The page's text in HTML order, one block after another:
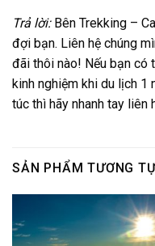
Trả lời: Bên Trekking –
đợi bạn. Liên hệ chúng
đãi thôi nào! Nếu bạn có
kinh nghiệm khi du lịch 1
túc​ thì hãy nhanh tay
SẢN PHẨM TƯƠNG